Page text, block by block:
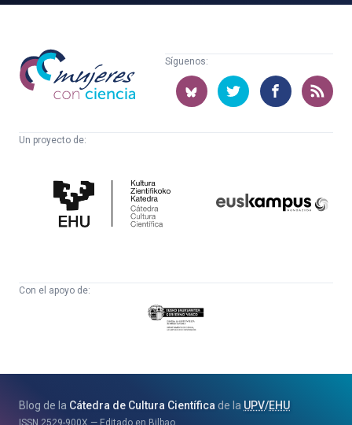
Mujeres
con
ciencia
Síguenos:
Un proyecto de:
Cultura
Científica
Con el apoyo de:
Eusko
Jaurlaritza
eta
Blog de la Cátedra de Cultura Científica de la UPV/EHU
ISSN 2529-900X Editado en Bilbao